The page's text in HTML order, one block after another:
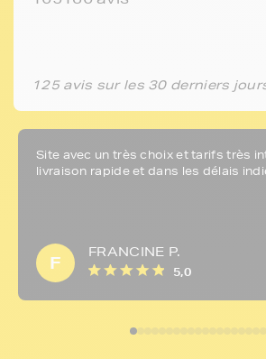
125 avis sur les 30 derniers
Site avec un très choix et tarifs très
livraison rapide et dans les délais
F
FRANCINE P.
5,0